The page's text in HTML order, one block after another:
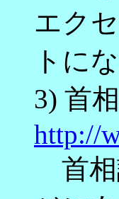
エク
トに
3) 首
http://
首相